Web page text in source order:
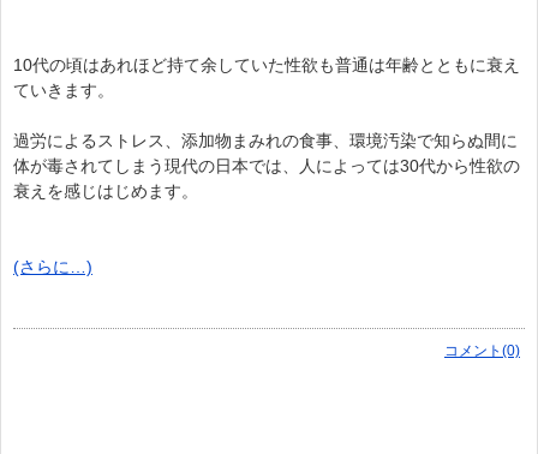
10代の頃はあれほど持て余していた性欲も普通は年齢とともに衰え
ていきます。
過労によるストレス、添加物まみれの食事、環境汚染で知らぬ間に
体が毒されてしまう現代の日本では、人によっては30代から性欲の
衰えを感じはじめます。
(さらに…)
コメント(0)